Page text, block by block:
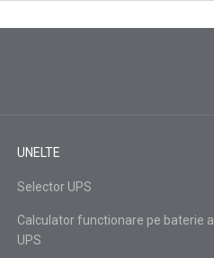
UNELTE
Selector UPS
Calculator functionare pe baterie al
UPS